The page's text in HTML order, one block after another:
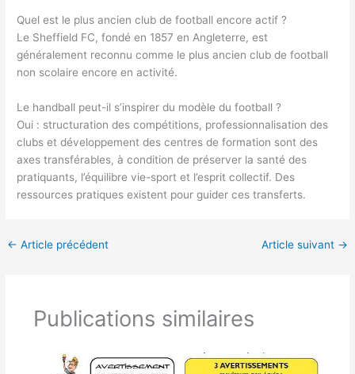
Quel est le plus ancien club de football encore actif ?
Le Sheffield FC, fondé en 1857 en Angleterre, est
généralement reconnu comme le plus ancien club de football
non scolaire encore en activité.
Le handball peut-il s’inspirer du modèle du football ?
Oui : structuration des compétitions, professionnalisation des
clubs et développement des centres de formation sont des
axes transférables, à condition de préserver la santé des
pratiquants, l’équilibre vie-sport et l’esprit collectif. Des
ressources pratiques existent pour guider ces transferts.
← Article précédent Article suivant →
Publications similaires